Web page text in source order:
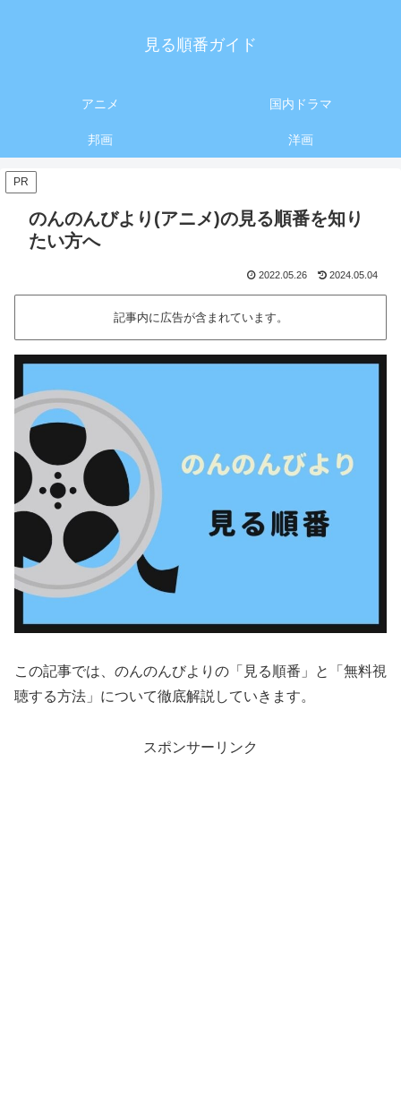
見る順番ガイド
アニメ 国内ドラマ
邦画 洋画
PR
のんのんびより(アニメ)の見る順番を知り
たい方へ
2022.05.26 2024.05.04
記事内に広告が含まれています。
この記事では、のんのんびよりの「見る順番」と「無料視
聴する方法」について徹底解説していきます。
スポンサーリンク